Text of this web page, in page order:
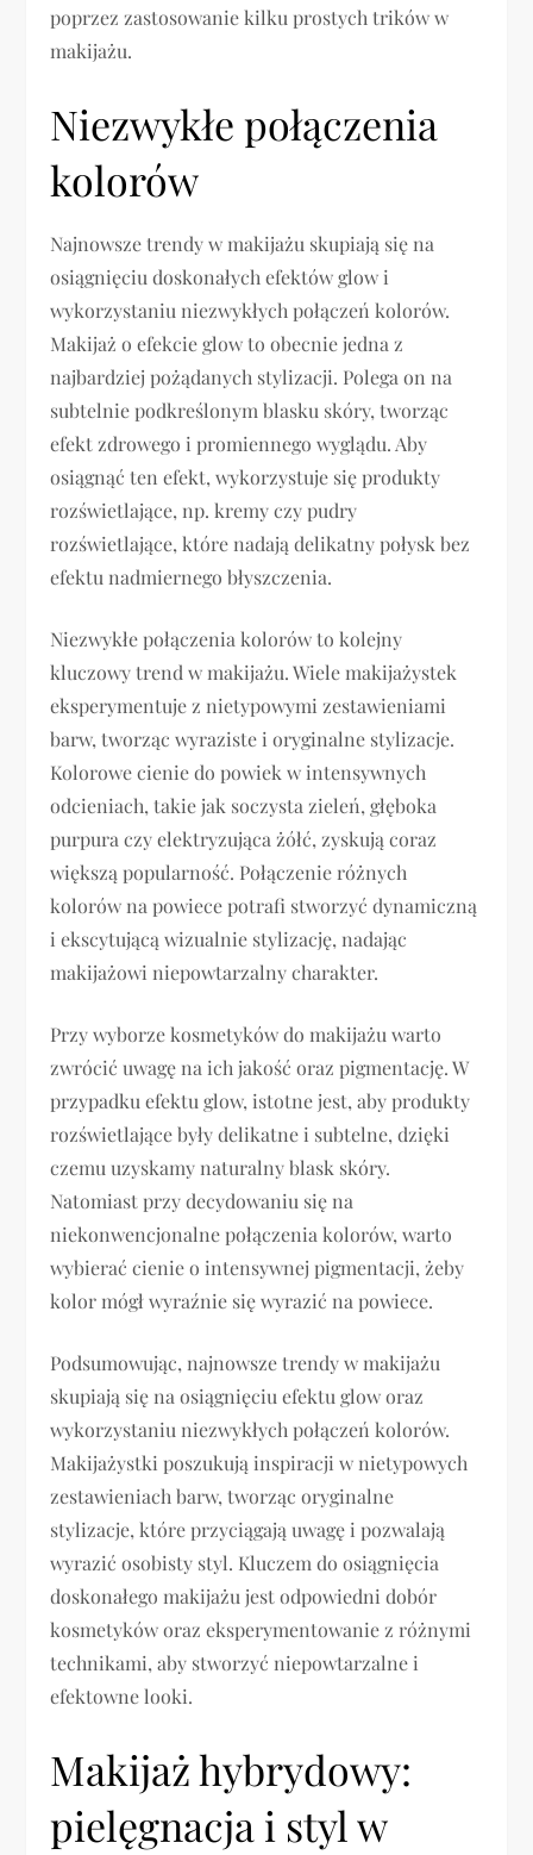
poprzez zastosowanie kilku prostych trików w
makijażu.
Niezwykłe połączenia
kolorów
Najnowsze trendy w makijażu skupiają się na
osiągnięciu doskonałych efektów glow i
wykorzystaniu niezwykłych połączeń kolorów.
Makijaż o efekcie glow to obecnie jedna z
najbardziej pożądanych stylizacji. Polega on na
subtelnie podkreślonym blasku skóry, tworząc
efekt zdrowego i promiennego wyglądu. Aby
osiągnąć ten efekt, wykorzystuje się produkty
rozświetlające, np. kremy czy pudry
rozświetlające, które nadają delikatny połysk bez
efektu nadmiernego błyszczenia.
Niezwykłe połączenia kolorów to kolejny
kluczowy trend w makijażu. Wiele makijażystek
eksperymentuje z nietypowymi zestawieniami
barw, tworząc wyraziste i oryginalne stylizacje.
Kolorowe cienie do powiek w intensywnych
odcieniach, takie jak soczysta zieleń, głęboka
purpura czy elektryzująca żółć, zyskują coraz
większą popularność. Połączenie różnych
kolorów na powiece potrafi stworzyć dynamiczną
i ekscytującą wizualnie stylizację, nadając
makijażowi niepowtarzalny charakter.
Przy wyborze kosmetyków do makijażu warto
zwrócić uwagę na ich jakość oraz pigmentację. W
przypadku efektu glow, istotne jest, aby produkty
rozświetlające były delikatne i subtelne, dzięki
czemu uzyskamy naturalny blask skóry.
Natomiast przy decydowaniu się na
niekonwencjonalne połączenia kolorów, warto
wybierać cienie o intensywnej pigmentacji, żeby
kolor mógł wyraźnie się wyrazić na powiece.
Podsumowując, najnowsze trendy w makijażu
skupiają się na osiągnięciu efektu glow oraz
wykorzystaniu niezwykłych połączeń kolorów.
Makijażystki poszukują inspiracji w nietypowych
zestawieniach barw, tworząc oryginalne
stylizacje, które przyciągają uwagę i pozwalają
wyrazić osobisty styl. Kluczem do osiągnięcia
doskonałego makijażu jest odpowiedni dobór
kosmetyków oraz eksperymentowanie z różnymi
technikami, aby stworzyć niepowtarzalne i
efektowne looki.
Makijaż hybrydowy:
pielęgnacja i styl w